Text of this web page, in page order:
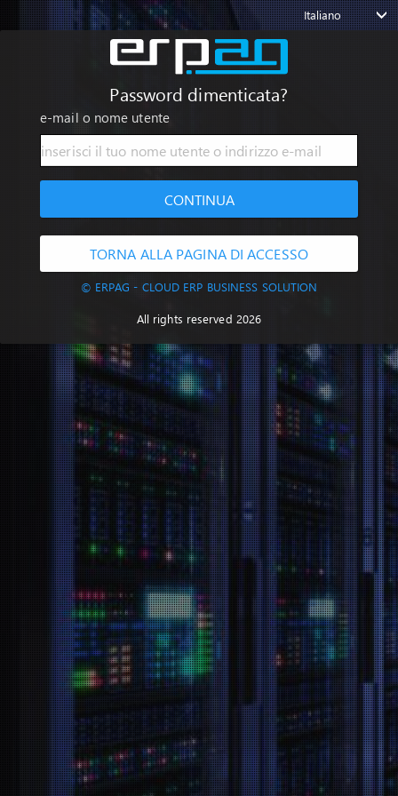
Italiano
Password dimenticata?
e-mail o nome utente
CONTINUA
TORNA ALLA PAGINA DI ACCESSO
© ERPAG - CLOUD ERP BUSINESS SOLUTION
All rights reserved 2026